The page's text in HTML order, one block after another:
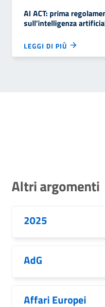
AI ACT: prima
sull’intelligenza
LEGGI DI PIÙ
Altri argomenti
2025
AdG
Affari Europei